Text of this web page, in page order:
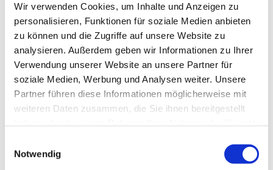
Wir verwenden Cookies, um Inhalte und Anzeigen zu
personalisieren, Funktionen für soziale Medien anbieten
zu können und die Zugriffe auf unsere Website zu
analysieren. Außerdem geben wir Informationen zu Ihrer
Verwendung unserer Website an unsere Partner für
soziale Medien, Werbung und Analysen weiter. Unsere
Partner führen diese Informationen möglicherweise mit
weiteren Daten zusammen, die Sie ihnen bereitgestellt
Notwendig
Konfirmation